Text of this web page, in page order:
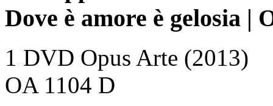
Dove è amore è gelosia |
1 DVD Opus Arte (2013)
OA 1104 D